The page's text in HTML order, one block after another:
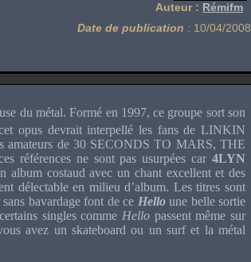
Auteur : Rémifm
Date de publication : 10/04/2008
du métal. Formé en 1997, ce groupe sort son
opus devrait interpellé les fans de LINKIN
amateurs de 30 SECONDS TO MARS, THE
références ne sont pas usurpées car 4LYN
album costaud avec un chant excellent et des
délectable en milieu d’album. Les titres sont
bavardage font de ce Helloune belle sortie
singles comme Hellopassent même sur
avez un skateboard ou un surf et la métal